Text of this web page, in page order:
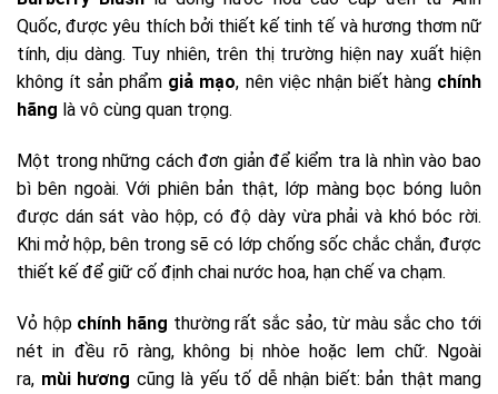
Quốc, được yêu thích bởi thiết kế tinh tế và hương thơm nữ
tính, dịu dàng. Tuy nhiên, trên thị trường hiện nay xuất hiện
không ít sản phẩm giả mạo, nên việc nhận biết hàng chính
hãng là vô cùng quan trọng.
Một trong những cách đơn giản để kiểm tra là nhìn vào bao
bì bên ngoài. Với phiên bản thật, lớp màng bọc bóng luôn
được dán sát vào hộp, có độ dày vừa phải và khó bóc rời.
Khi mở hộp, bên trong sẽ có lớp chống sốc chắc chắn, được
thiết kế để giữ cố định chai nước hoa, hạn chế va chạm.
Vỏ hộp chính hãng thường rất sắc sảo, từ màu sắc cho tới
nét in đều rõ ràng, không bị nhòe hoặc lem chữ. Ngoài
ra, mùi hương cũng là yếu tố dễ nhận biết: bản thật mang